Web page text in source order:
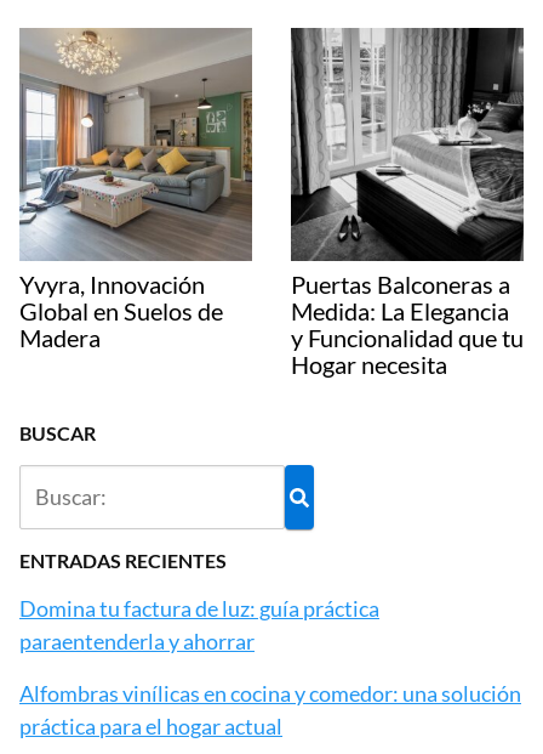
Yvyra, Innovación
Global en Suelos de
Madera
Puertas Balconeras a
Medida: La Elegancia
y Funcionalidad que tu
Hogar necesita
BUSCAR
ENTRADAS RECIENTES
Domina tu factura de luz: guía práctica
paraentenderla y ahorrar
Alfombras vinílicas en cocina y comedor: una solución
práctica para el hogar actual